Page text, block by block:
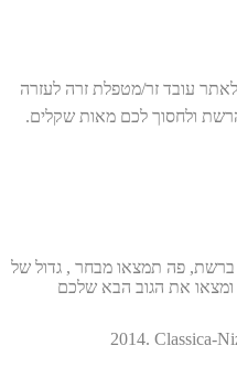
לאתר עובד זר/מטפלת זרה לעזרה
ולחסוך לכם מאות שקלים.
ברשת, פה תמצאו מבחר , גדול של
ומצאו את הגוב הבא שלכם
2014. Classica-